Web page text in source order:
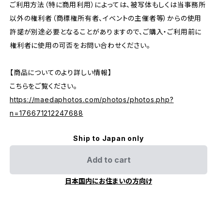
ご利用方法（特に商用利用）によっては、被写体もしくは当事務所
以外の権利者（商標権所有者、イベントの主催者等）からの使用
許諾が別途必要となることがありますので、ご購入・ご利用前に
権利者に使用の可否をお問い合わせください。
【商品についてのより詳しい情報】
こちらをご覧ください。
https://maedaphotos.com/photos/photos.php?
n=176671212247688
Ship to Japan only
Add to cart
日本国内にお住まいの方向け